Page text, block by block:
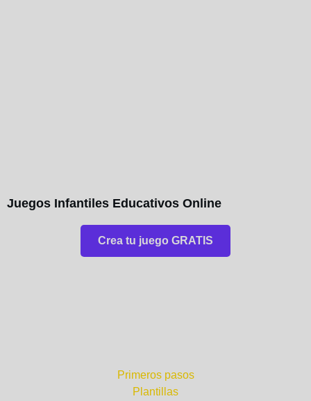
Juegos Infantiles Educativos Online
Crea tu juego GRATIS
Primeros pasos
Plantillas